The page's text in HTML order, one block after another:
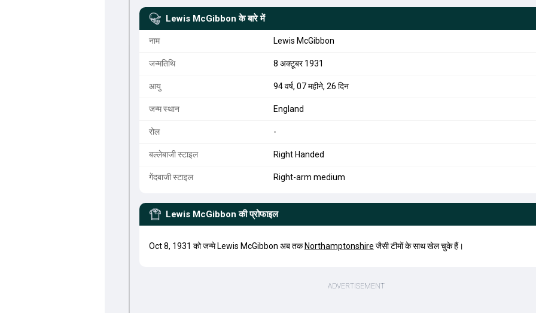
Lewis McGibbon के बारे में
नाम Lewis McGibbon
जन्मतिथि 8 अक्टूबर 1931
आयु 94 वर्ष, 07 महीने, 26 दिन
जन्म स्थान England
रोल -
बल्लेबाजी स्टाइल Right Handed
गेंदबाजी स्टाइल Right-arm medium
Lewis McGibbon की प्रोफाइल
Oct 8, 1931 को जन्मे Lewis McGibbon अब तक Northamptonshire जैसी टीमों के साथ खेल चुके हैं।